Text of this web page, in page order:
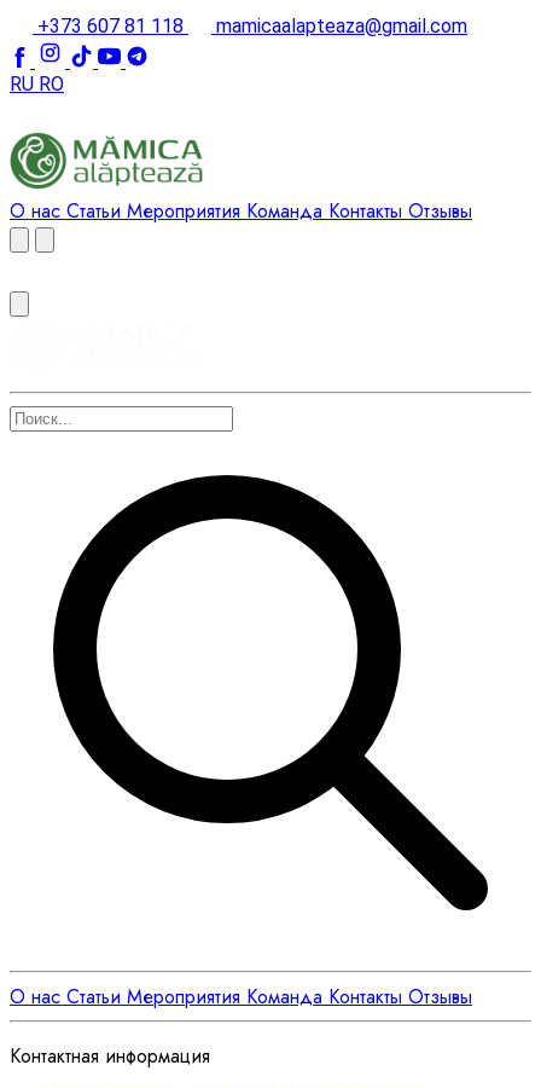
+373 607 81 118 mamicaalapteaza@gmail.com
RU RO
О нас Статьи Мероприятия Команда Контакты Отзывы
О нас Статьи Мероприятия Команда Контакты Отзывы
Контактная информация